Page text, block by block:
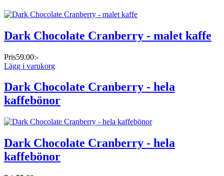
Dark Chocolate Cranberry - malet kaffe
Pris59.00:-
Lägg i varukorg
Dark Chocolate Cranberry - hela
kaffebönor
Dark Chocolate Cranberry - hela
kaffebönor